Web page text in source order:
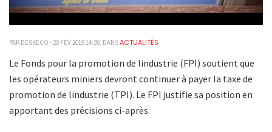
PAR DESKECO - 20 FÉV 2019 14:39, DANSACTUALITÉS
Le Fonds pour la promotion de lindustrie (FPI) soutient que
les opérateurs miniers devront continuer à payer la taxe de
promotion de lindustrie (TPI). Le FPI justifie sa position en
apportant des précisions ci-après: